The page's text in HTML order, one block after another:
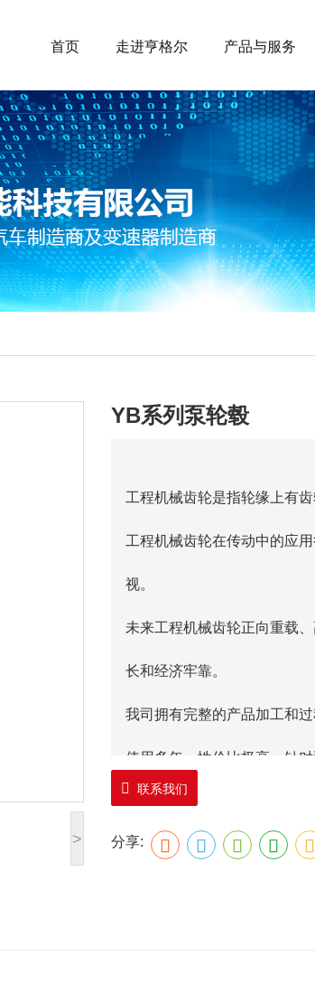
首页 走进亨格尔 产品与服务
>
YB系列泵轮毂
工程机械齿轮是指轮缘上有
工程机械齿轮在传动中的应
视。
未来工程机械齿轮正向重载
长和经济牢靠。
我司拥有完整的产品加工和
使用多年，性价比极高。针
要求，同时满足焊接和使用
裂的失效率降低至0。
联系我们
分享: